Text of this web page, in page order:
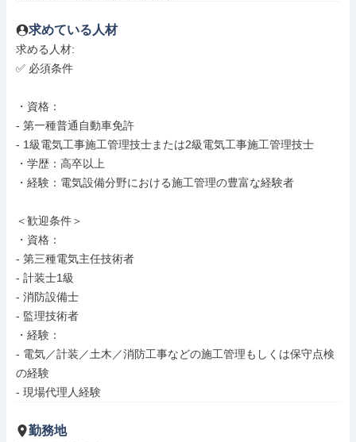
求めている人材
求める人材:
✅ 必須条件
・資格：
- 第一種普通自動車免許
- 1級電気工事施工管理技士または2級電気工事施工管理技士
・学歴：高卒以上
・経験：電気設備分野における施工管理の豊富な経験者
＜歓迎条件＞
・資格：
- 第三種電気主任技術者
- 計装士1級
- 消防設備士
- 監理技術者
・経験：
- 電気／計装／土木／消防工事などの施工管理もしくは保守点検
の経験
- 現場代理人経験
勤務地